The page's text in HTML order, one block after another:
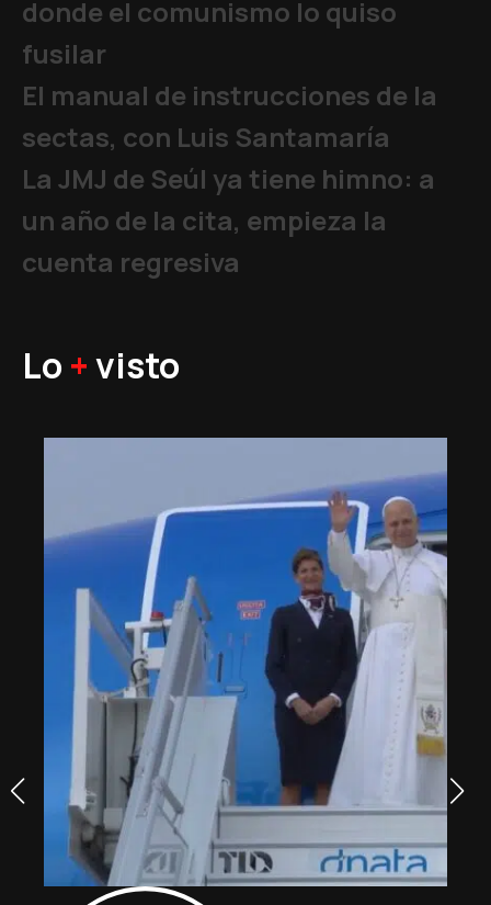
donde el comunismo lo quiso
fusilar
El manual de instrucciones de la
sectas, con Luis Santamaría
La JMJ de Seúl ya tiene himno: a
un año de la cita, empieza la
cuenta regresiva
Lo +visto